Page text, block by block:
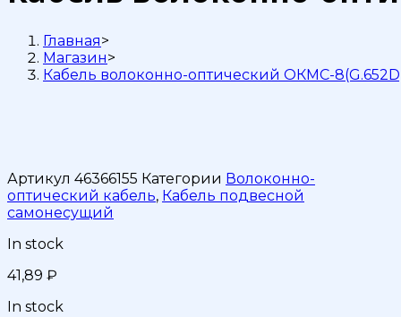
Главная>
Магазин>
Кабель волоконно-оптический ОКМС-
Артикул 46366155 Категории Волоконно-
оптический кабель, Кабель подвесной
самонесущий
In stock
41,89 ₽
In stock